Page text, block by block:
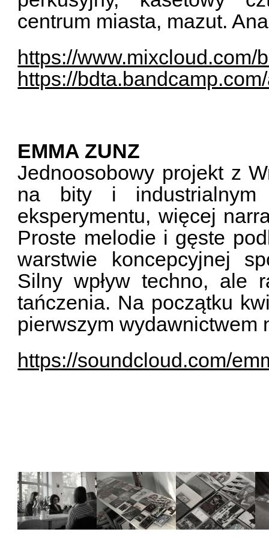
centrum miasta, mazut.
https://www.mixcloud.com/
https://
EMMA ZUNZ
Jednoosobowy projekt z
na bity i industrialnym
eksperymentu, więcej
Proste melodie i gęste
warstwie koncepcyjnej
Silny wpływ techno, ale
tańczenia. Na początku
pierwszym wydawnictwem
https://soundcloud.com/